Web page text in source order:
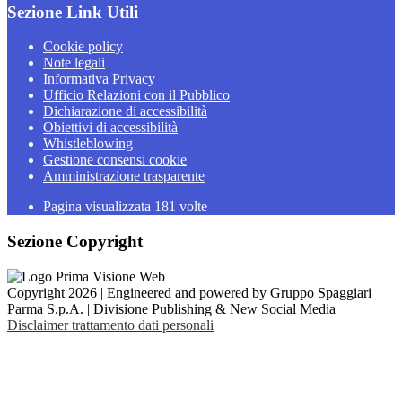
Sezione Link Utili
Cookie policy
Note legali
Informativa Privacy
Ufficio Relazioni con il Pubblico
Dichiarazione di accessibilità
Obiettivi di accessibilità
Whistleblowing
Gestione consensi cookie
Amministrazione trasparente
Pagina visualizzata 181 volte
Sezione Copyright
Copyright 2026 | Engineered and powered by Gruppo Spaggiari
Parma S.p.A. | Divisione Publishing & New Social Media
Disclaimer trattamento dati personali